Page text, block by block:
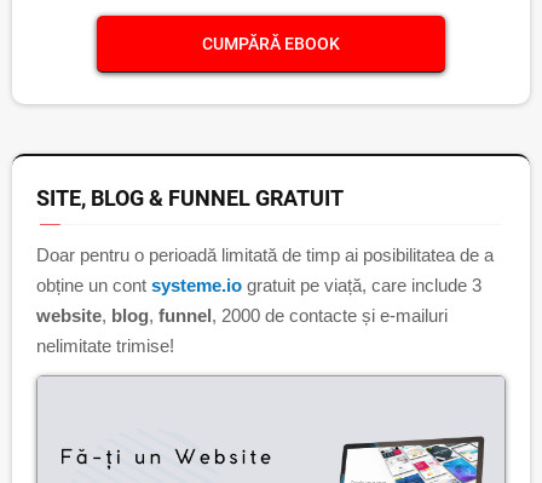
CUMPĂRĂ EBOOK
SITE, BLOG & FUNNEL GRATUIT
Doar pentru o perioadă limitată de timp ai posibilitatea de a
obține un cont systeme.io gratuit pe viață, care include 3
website, blog, funnel, 2000 de contacte și e-mailuri
nelimitate trimise!